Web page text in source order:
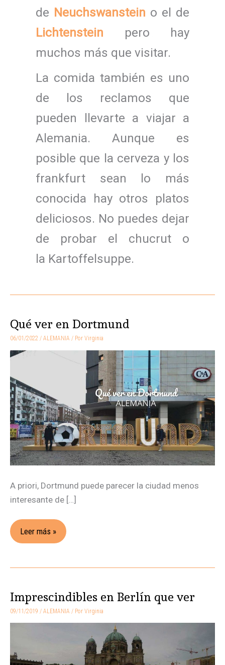
de Neuchswanstein o el de
Lichtenstein pero hay
muchos más que visitar.
La comida también es uno
de los reclamos que
pueden llevarte a viajar a
Alemania. Aunque es
posible que la cerveza y los
frankfurt sean lo más
conocida hay otros platos
deliciosos. No puedes dejar
de probar el chucrut o
la Kartoffelsuppe.
Qué ver en Dortmund
06/01/2022 / ALEMANIA / Por Virginia
A priori, Dortmund puede parecer la ciudad menos
interesante de […]
Qué
ver
en
Leer más »
Imprescindibles en Berlín que ver
09/11/2019 / ALEMANIA / Por Virginia
Imprescindibles
en
Berlín